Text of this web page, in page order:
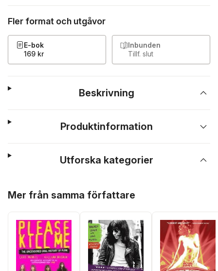
Fler format och utgåvor
E-bok
169 kr
Inbunden
Tillf. slut
Beskrivning
Produktinformation
Utforska kategorier
Mer från samma författare